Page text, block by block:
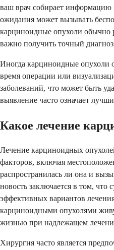
ваш врач собирает информацию
ожидания может вызывать
карциноидные опухоли обычно
важно получить точный
Иногда карциноидные опухоли
время операции или
заболеваний, что может быть
выявление часто означает
Какое лечение
Лечение карциноидных
факторов, включая
распространилась ли она и
новость заключается в том, что
эффективных вариантов
карциноидными опухолями
жизнью при надлежащем
Хирургия часто является